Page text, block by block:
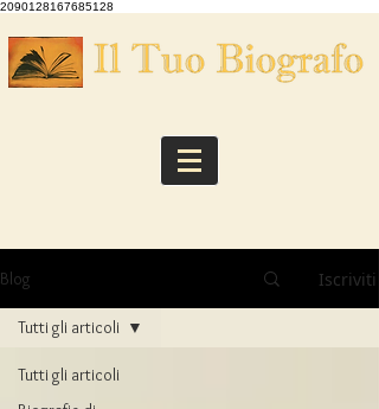
2090128167685128
Blog Iscriviti
Tutti gli articoli
Tutti gli articoli